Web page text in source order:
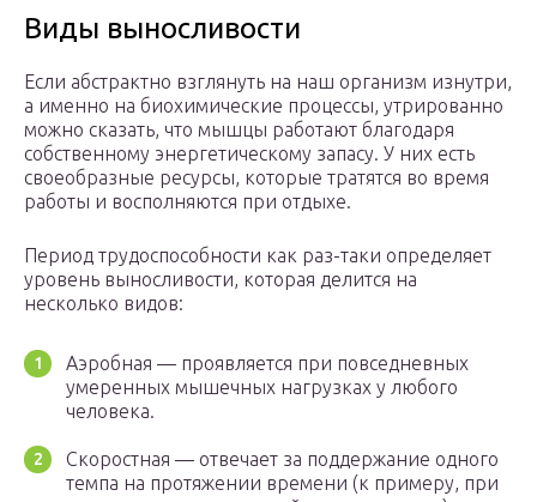
Виды выносливости
Если абстрактно взглянуть на наш организм изнутри,
а именно на биохимические процессы, утрированно
можно сказать, что мышцы работают благодаря
собственному энергетическому запасу. У них есть
своеобразные ресурсы, которые тратятся во время
работы и восполняются при отдыхе.
Период трудоспособности как раз-таки определяет
уровень выносливости, которая делится на
несколько видов:
Аэробная — проявляется при повседневных
умеренных мышечных нагрузках у любого
человека.
Скоростная — отвечает за поддержание одного
темпа на протяжении времени (к примеру, при